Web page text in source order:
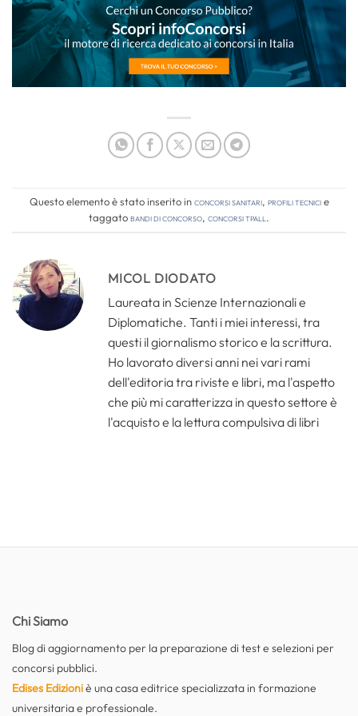
Questo elemento è stato inserito inConcorsi Sanitari, Profili tecnicie
taggatobandi di concorso, concorsi tpall .
MICOL DIODATO
Laureata in Scienze Internazionali e
Diplomatiche. Tanti i miei interessi, tra
questi il giornalismo storico e la scrittura.
Ho lavorato diversi anni nei vari rami
dell'editoria tra riviste e libri, ma l'aspetto
che più mi caratterizza in questo settore è
l'acquisto e la lettura compulsiva di libri
Chi Siamo
Blog di aggiornamento per la preparazione di test e selezioni per
concorsi pubblici.
Edises Edizioniè una casa editrice specializzata in formazione
universitaria e professionale.